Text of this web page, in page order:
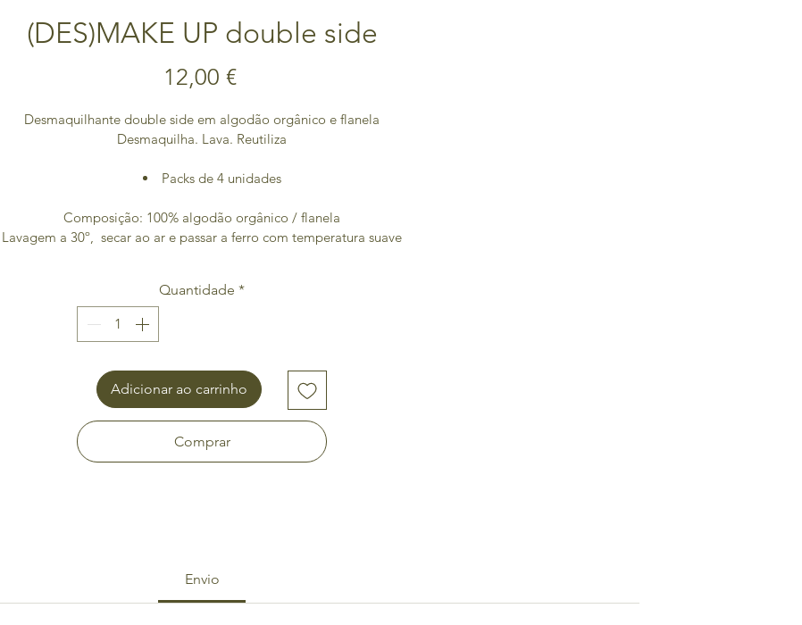
(DES)MAKE UP double side
12,00 €Preço
Desmaquilhante double side em algodão orgânico e flanela
Desmaquilha. Lava. Reutiliza
Packs de 4 unidades
Composição: 100% algodão orgânico / flanela
Lavagem a 30º,  secar ao ar e passar a ferro com temperatura suave
Quantidade *
Adicionar ao carrinho
Comprar
Envio